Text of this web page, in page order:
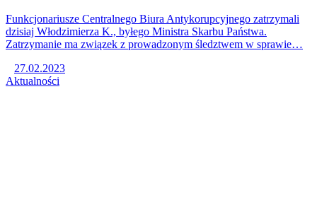
Funkcjonariusze Centralnego Biura Antykorupcyjnego zatrzymali
dzisiaj Włodzimierza K., byłego Ministra Skarbu Państwa.
Zatrzymanie ma związek z prowadzonym śledztwem w sprawie…
27.02.2023
Aktualności